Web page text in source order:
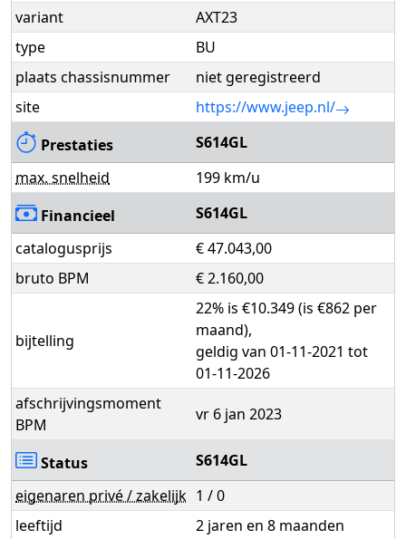
variant
AXT23
type
BU
plaats chassisnummer
niet geregistreerd
site
https://www.jeep.nl/
Prestaties
S614GL
max. snelheid
199 km/u
Financieel
S614GL
catalogusprijs
€ 47.043,00
bruto BPM
€ 2.160,00
bijtelling
22% is €10.349 (is €862 per
maand),
geldig van 01-11-2021 tot
01-11-2026
afschrijvingsmoment
BPM
vr 6 jan 2023
Status
S614GL
eigenaren privé / zakelijk 1 / 0
leeftijd
2 jaren en 8 maanden